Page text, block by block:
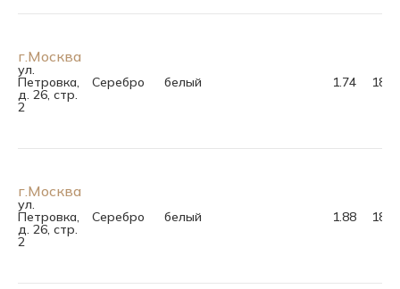
г.Москва
ул.
Петровка,
д. 26, стр.
2
Серебро белый 1.74 18.0
г.Москва
ул.
Петровка,
д. 26, стр.
2
Серебро белый 1.88 18.0